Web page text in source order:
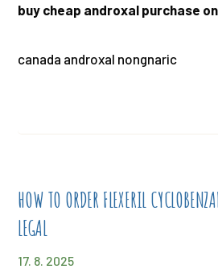
buy cheap androxal purchase
canada androxal nongnaric
HOW TO ORDER FLEXERIL
LEGAL
17. 8. 2025